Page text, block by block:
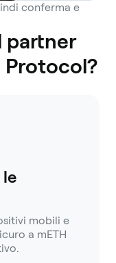
conferma e
partner
Protocol?
mobili e
a mETH